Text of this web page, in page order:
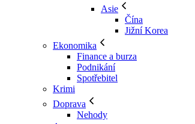
Asie
Čína
Jižní Korea
Ekonomika
Finance a burza
Podnikání
Spotřebitel
Krimi
Doprava
Nehody